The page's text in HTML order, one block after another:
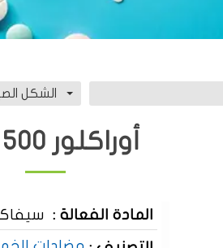
الشكل
أوراكلور 500 ملغ
المادة الفعالة :
سيفاكلور